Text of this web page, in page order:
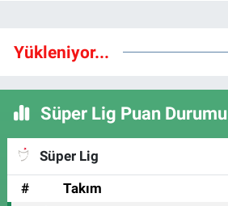
Yükleniyor...
Süper Lig Puan Durumu
Süper Lig
#
Takım